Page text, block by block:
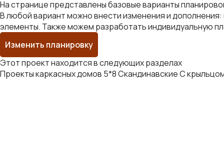
На странице представлены базовые варианты
В любой вариант можно внести изменения и
элементы. Также можем разработать индивидуальную
Изменить планировку
Этот проект находится в следующих разделах
Проекты каркасных домов 5*8СкандинавскиеС